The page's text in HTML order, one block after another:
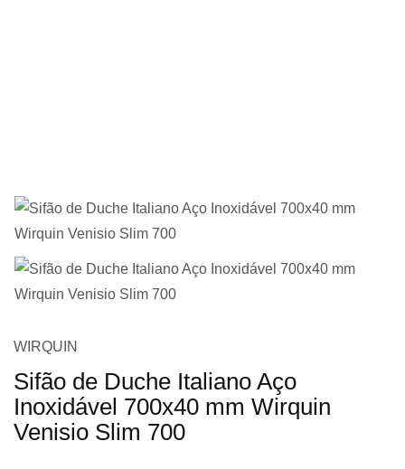
para
o
início
da
WIRQUIN
Sifão de Duche Italiano Aço
Inoxidável 700x40 mm Wirquin
Venisio Slim 700